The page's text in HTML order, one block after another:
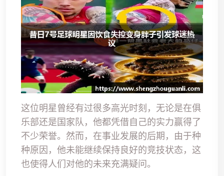
这位明星曾经有过很多高光时刻，无论是在俱
乐部还是国家队，他都凭借自己的实力赢得了
不少荣誉。然而，在事业发展的后期，由于种
种原因，他未能继续保持良好的竞技状态，这
也使得人们对他的未来充满疑问。